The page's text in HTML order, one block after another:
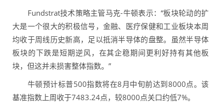
Fundstrat技术策略主管马克-牛顿表示：“板块轮动的扩
大是一个很大的积极信号，金融、医疗保健和工业板块本周
均收于周线历史新高，足以抵消半导体的盘整。虽然半导体
板块的下跌是短期逆风，在其企稳期间更利好持有其他板
块，但这并未损害整体指数。”
牛顿预计标普500指数将在8月中旬前达到8000点。该
基准指数上周收于7483.24点，较8000点关口约低7%。